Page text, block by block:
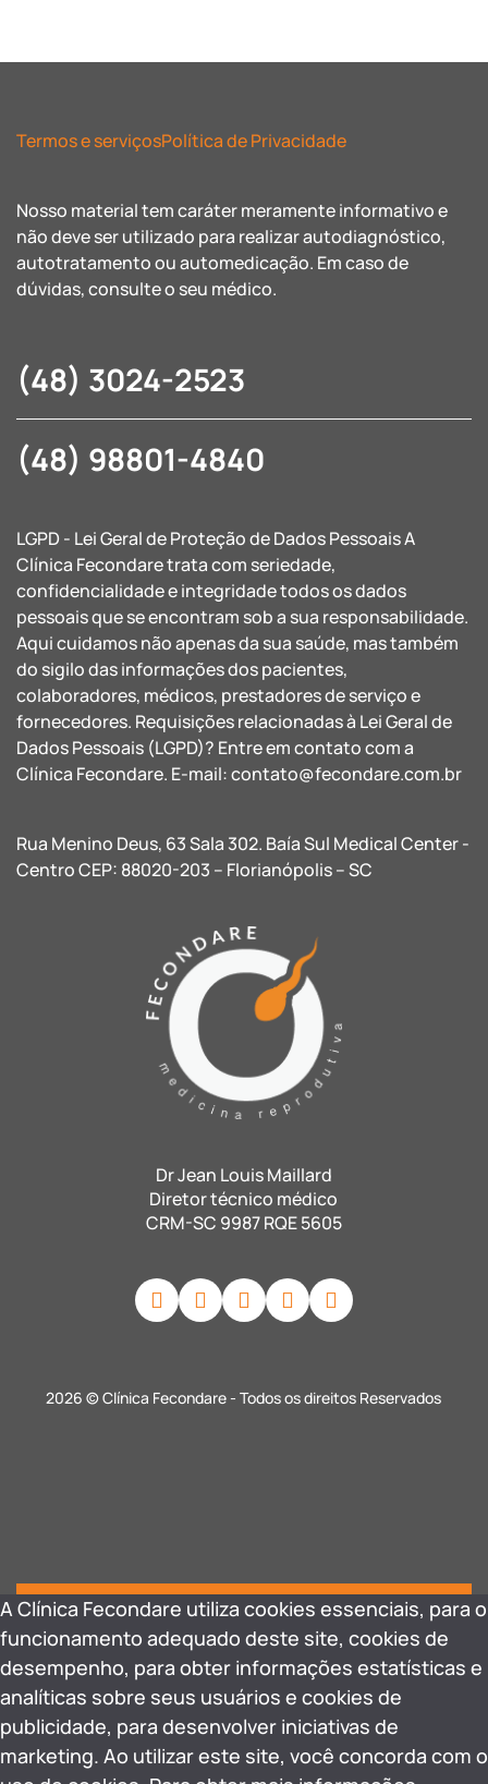
Termos e serviçosPolítica de Privacidade
Nosso material tem caráter meramente informativo e
não deve ser utilizado para realizar autodiagnóstico,
autotratamento ou automedicação. Em caso de
dúvidas, consulte o seu médico.
(48) 3024-2523
(48) 98801-4840
LGPD - Lei Geral de Proteção de Dados Pessoais A
Clínica Fecondare trata com seriedade,
confidencialidade e integridade todos os dados
pessoais que se encontram sob a sua responsabilidade.
Aqui cuidamos não apenas da sua saúde, mas também
do sigilo das informações dos pacientes,
colaboradores, médicos, prestadores de serviço e
fornecedores. Requisições relacionadas à Lei Geral de
Dados Pessoais (LGPD)? Entre em contato com a
Clínica Fecondare. E-mail:contato@fecondare.com.br
Rua Menino Deus, 63 Sala 302. Baía Sul Medical Center -
Centro CEP: 88020-203 – Florianópolis – SC
Dr Jean Louis Maillard
Diretor técnico médico
CRM-SC 9987 RQE 5605
2026 © Clínica Fecondare - Todos os direitos Reservados
A Clínica Fecondare utiliza cookies essenciais, para o
funcionamento adequado deste site, cookies de
desempenho, para obter informações estatísticas e
analíticas sobre seus usuários e cookies de
publicidade, para desenvolver iniciativas de
marketing. Ao utilizar este site, você concorda com o